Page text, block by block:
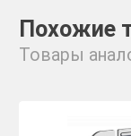
Похожие
Товары